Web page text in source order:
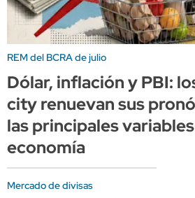
REM del BCRA de julio
Dólar, inflación y PBI:
city renuevan sus
las principales
economía
Mercado de divisas